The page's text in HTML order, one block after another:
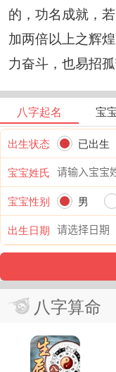
的，功名成就，
加两倍以上之辉
力奋斗，也易招
八字起名 宝
出生状态 已出生
宝宝姓氏
宝宝性别
男
出生日期
八字算命